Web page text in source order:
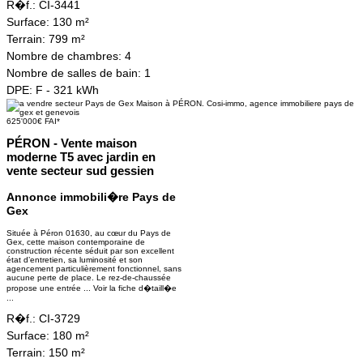
R�f.: CI-3441
Surface: 130 m²
Terrain: 799 m²
Nombre de chambres: 4
Nombre de salles de bain: 1
DPE: F - 321 kWh
625'000€ FAI*
PÉRON - Vente maison
moderne T5 avec jardin en
vente secteur sud gessien
Annonce immobili�re Pays de
Gex
Située à Péron 01630, au cœur du Pays de
Gex, cette maison contemporaine de
construction récente séduit par son excellent
état d’entretien, sa luminosité et son
agencement particulièrement fonctionnel, sans
aucune perte de place. Le rez-de-chaussée
propose une entrée ... Voir la fiche d�taill�e
R�f.: CI-3729
Surface: 180 m²
Terrain: 150 m²